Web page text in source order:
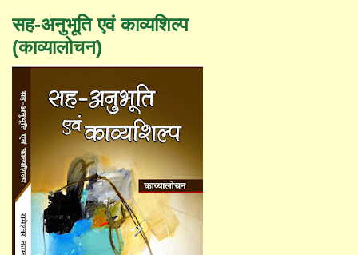
सह-अनुभूति एवं काव्यशिल्प
(काव्यालोचन)